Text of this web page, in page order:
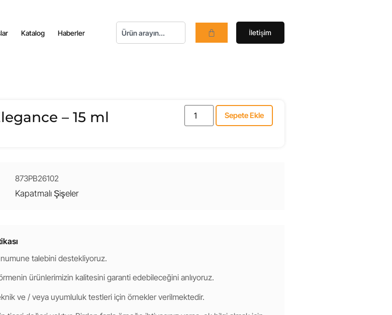
Katalog Haberler İletişim
– 15 ml Sepete Ekle
873PB26102
Kapatmalı Şişeler
talebini destekliyoruz.
ürünlerimizin kalitesini garanti edebileceğini anlıyoruz.
ve / veya uyumluluk testleri için örnekler verilmektedir.